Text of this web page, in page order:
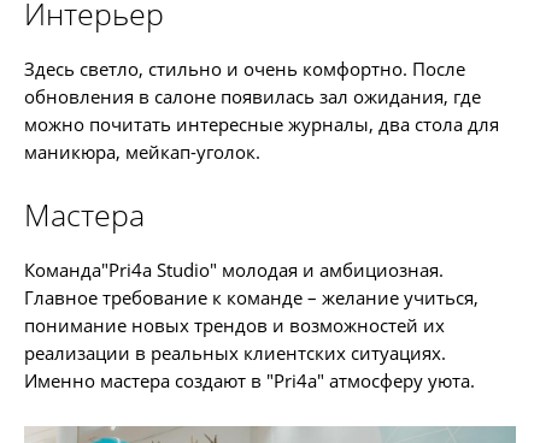
Интерьер
Здесь светло, стильно и очень комфортно. После
обновления в салоне появилась зал ожидания, где
можно почитать интересные журналы, два стола для
маникюра, мейкап-уголок.
Мастера
Команда"Pri4a Studio" молодая и амбициозная.
Главное требование к команде – желание учиться,
понимание новых трендов и возможностей их
реализации в реальных клиентских ситуациях.
Именно мастера создают в "Pri4a" атмосферу уюта.